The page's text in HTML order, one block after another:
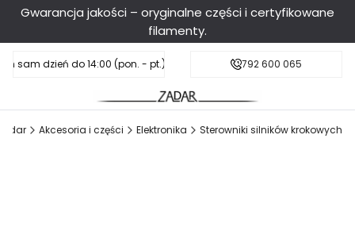
Gwarancja jakości – oryginalne części i certyfikowane
filamenty.
sam dzień do 14:00 (pon. - pt.), sobota do 11:00Darmowa dostawa od 199 zł
792 600 065
Akcesoria i części Elektronika Sterowniki silników krokowych